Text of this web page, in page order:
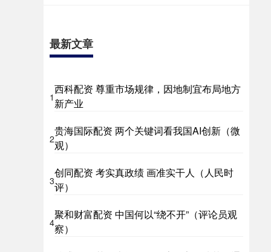
最新文章
1
西科配资 尊重市场规律，因地制宜布局地方
新产业
2
贵海国际配资 两个关键词看我国AI创新（微
观）
3
创同配资 考实真政绩 画准实干人（人民时
评）
4
聚和财富配资 中国何以“绕不开”（评论员观
察）